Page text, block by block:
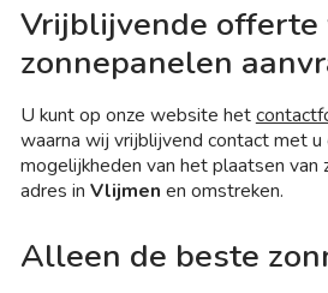
Vrijblijvende offerte
zonnepanelen
U kunt op onze website het
waarna wij vrijblijvend contact met
mogelijkheden van het plaatsen van
adres in Vlijmen en omstreken.
Alleen de beste